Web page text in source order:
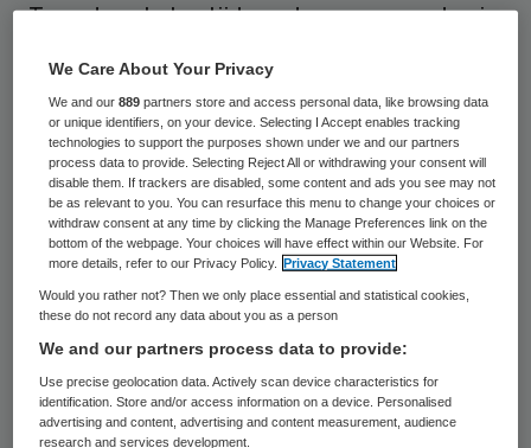
Toen de scholen tijdens de coronapandemie
kindermishandeling in de hand. Dat zei
kinderarts Károly Illy tijdens zijn verhoor
door de parlementaire enquêtecommissie
corona. Hij benadrukte dat er geen cijfers
van zijn, maar dat de kans dat er dingen
achter de voordeur gebeuren die schadelijk
zijn voor kinderen in zo’n situatie
“levensgroot aanwezig” is.
Met het sluiten van de scholen verdween er
We Care About Your Privacy
We and our889 partners store and access personal data, like browsing data
or unique identifiers, on your device. Selecting I Accept enables tracking
technologies to support the purposes shown under we and our partners
process data to provide. Selecting Reject All or withdrawing your consent will
disable them. If trackers are disabled, some content and ads you see may not
be as relevant to you. You can resurface this menu to change your choices or
withdraw consent at any time by clicking the Manage Preferences link on the
bottom of the webpage. Your choices will have effect within our Website. For
more details, refer to our Privacy Policy.
Privacy Statement
Would you rather not? Then we only place essential and statistical cookies,
these do not record any data about you as a person
We and our partners process data to provide:
Use precise geolocation data. Actively scan device characteristics for
identification. Store and/or access information on a device. Personalised
advertising and content, advertising and content measurement, audience
research and services development.